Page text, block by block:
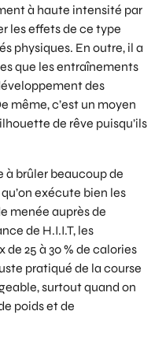
à haute intensité par
les effets de ce type
physiques. En outre, il a
que les entraînements
des
même, c’est un moyen
de rêve puisqu’ils
à brûler beaucoup de
exécute bien les
menée auprès de
de H.I.I.T, les
25 à 30 % de calories
pratiqué de la course
surtout quand on
poids et de